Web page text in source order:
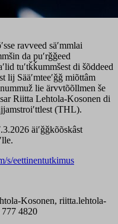
ravveed säʹmmlai
da puʹrǧǧeed
tuʹtǩǩummšest di šõddeed
lij Sääʹmteeʹǧǧ miõttâm
lie ärvvtõõllmen še
Riitta Lehtola-Kosonen di
(THL).
äiʹǧǧkõõskâst
s/eettinentutkimus
Kosonen, riitta.lehtola-
4820